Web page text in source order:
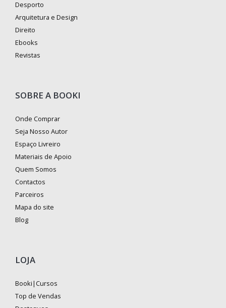
Desporto
Arquitetura e Design
Direito
Ebooks
Revistas
SOBRE A BOOKI
Onde Comprar
Seja Nosso Autor
Espaço Livreiro
Materiais de Apoio
Quem Somos
Contactos
Parceiros
Mapa do site
Blog
LOJA
Booki|Cursos
Top de Vendas